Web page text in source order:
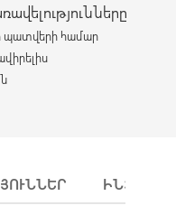
պատվերի համար
ԻՆՉՊԵՍ